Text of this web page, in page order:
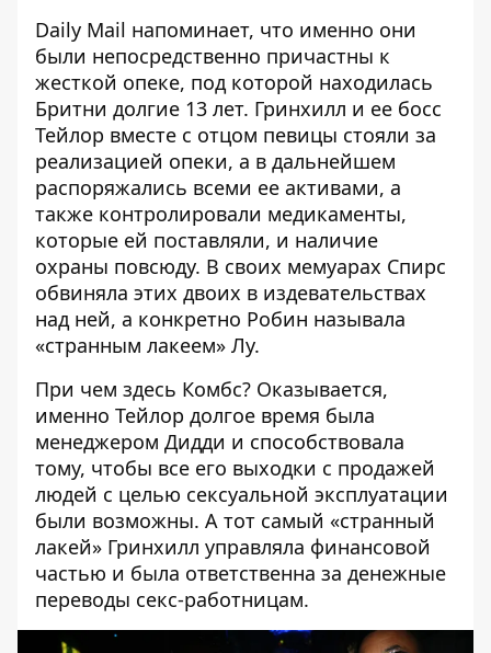
Daily Mail напоминает, что именно они
были непосредственно причастны к
жесткой опеке, под которой находилась
Бритни долгие 13 лет. Гринхилл и ее босс
Тейлор вместе с отцом певицы стояли за
реализацией опеки, а в дальнейшем
распоряжались всеми ее активами, а
также контролировали медикаменты,
которые ей поставляли, и наличие
охраны повсюду. В своих мемуарах Спирс
обвиняла этих двоих в издевательствах
над ней, а конкретно Робин называла
«странным лакеем» Лу.
При чем здесь Комбс? Оказывается,
именно Тейлор долгое время была
менеджером Дидди и способствовала
тому, чтобы все его выходки с продажей
людей с целью сексуальной эксплуатации
были возможны. А тот самый «странный
лакей» Гринхилл управляла финансовой
частью и была ответственна за денежные
переводы секс-работницам.